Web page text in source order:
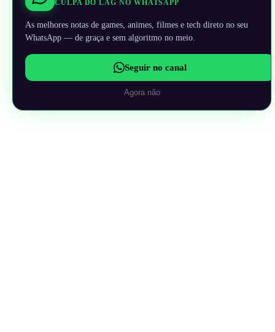
CULPA DO LAG NO WHATSAPP
As melhores notas de games, animes, filmes e tech direto no seu
WhatsApp — de graça e sem algoritmo no meio.
Seguir no canal
Agora não